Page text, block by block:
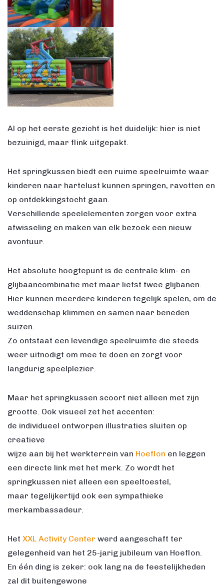
Al op het eerste gezicht is het duidelijk: hier is niet
bezuinigd, maar flink uitgepakt.
Het springkussen biedt een ruime speelruimte waar
kinderen naar hartelust kunnen springen, ravotten en
op ontdekkingstocht gaan.
Verschillende speelelementen zorgen voor extra
afwisseling en maken van elk bezoek een nieuw
avontuur.
Het absolute hoogtepunt is de centrale klim- en
glijbaancombinatie met maar liefst twee glijbanen.
Hier kunnen meerdere kinderen tegelijk spelen, om de
weddenschap klimmen en samen naar beneden
suizen.
Zo ontstaat een levendige speelruimte die steeds
weer uitnodigt om mee te doen en zorgt voor
langdurig speelplezier.
Maar het springkussen scoort niet alleen met zijn
grootte. Ook visueel zet het accenten:
de individueel ontworpen illustraties sluiten op
creatieve
wijze aan bij het werkterrein van Hoeflon en leggen
een directe link met het merk. Zo wordt het
springkussen niet alleen een speeltoestel,
maar tegelijkertijd ook een sympathieke
merkambassadeur.
Het XXL Activity Center werd aangeschaft ter
gelegenheid van het 25-jarig jubileum van Hoeflon.
En één ding is zeker: ook lang na de feestelijkheden
zal dit buitengewone